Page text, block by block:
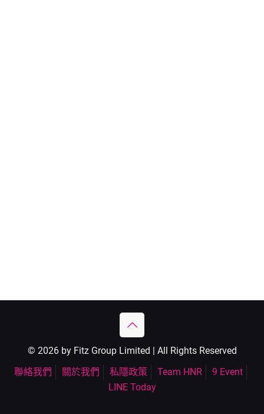
© 2026 by Fitz Group Limited | All Rights Reserved
聯絡我們
關於我們 私隱政策 Team HNR
9 Event
LINE Today